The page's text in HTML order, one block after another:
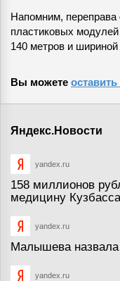
Напомним, переправа
пластиковых
140 метров и шириной
Вы можете
Яндекс.Новости
yandex.ru
158 миллионов
медицину Кузбасса
yandex.ru
Малышева
yandex.ru